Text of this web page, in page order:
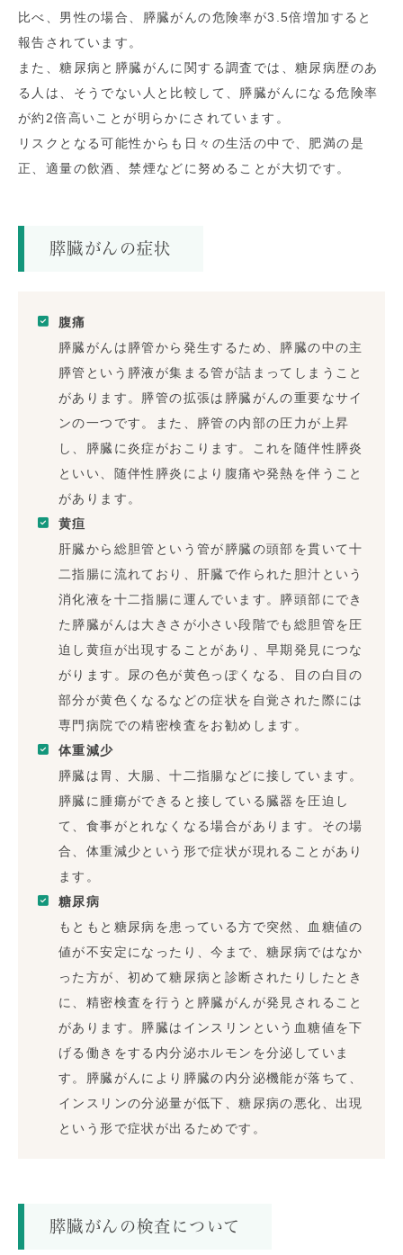
比べ、男性の場合、膵臓がんの危険率が3.5倍増加すると
報告されています。
また、糖尿病と膵臓がんに関する調査では、糖尿病歴のあ
る人は、そうでない人と比較して、膵臓がんになる危険率
が約2倍高いことが明らかにされています。
リスクとなる可能性からも日々の生活の中で、肥満の是
正、適量の飲酒、禁煙などに努めることが大切です。
膵臓がんの症状
腹痛
膵臓がんは膵管から発生するため、膵臓の中の主
膵管という膵液が集まる管が詰まってしまうこと
があります。膵管の拡張は膵臓がんの重要なサイ
ンの一つです。また、膵管の内部の圧力が上昇
し、膵臓に炎症がおこります。これを随伴性膵炎
といい、随伴性膵炎により腹痛や発熱を伴うこと
があります。
黄疸
肝臓から総胆管という管が膵臓の頭部を貫いて十
二指腸に流れており、肝臓で作られた胆汁という
消化液を十二指腸に運んでいます。膵頭部にでき
た膵臓がんは大きさが小さい段階でも総胆管を圧
迫し黄疸が出現することがあり、早期発見につな
がります。尿の色が黄色っぽくなる、目の白目の
部分が黄色くなるなどの症状を自覚された際には
専門病院での精密検査をお勧めします。
体重減少
膵臓は胃、大腸、十二指腸などに接しています。
膵臓に腫瘍ができると接している臓器を圧迫し
て、食事がとれなくなる場合があります。その場
合、体重減少という形で症状が現れることがあり
ます。
糖尿病
もともと糖尿病を患っている方で突然、血糖値の
値が不安定になったり、今まで、糖尿病ではなか
った方が、初めて糖尿病と診断されたりしたとき
に、精密検査を行うと膵臓がんが発見されること
があります。膵臓はインスリンという血糖値を下
げる働きをする内分泌ホルモンを分泌していま
す。膵臓がんにより膵臓の内分泌機能が落ちて、
インスリンの分泌量が低下、糖尿病の悪化、出現
という形で症状が出るためです。
膵臓がんの検査について